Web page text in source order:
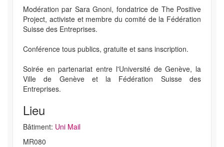
Modération par Sara Gnoni, fondatrice de The Positive
Project, activiste et membre du comité de la Fédération
Suisse des Entreprises.
Conférence tous publics, gratuite et sans inscription.
Soirée en partenariat entre l'Université de Genève, la
Ville de Genève et la Fédération Suisse des
Entreprises.
Lieu
Bâtiment: Uni Mail
MR080